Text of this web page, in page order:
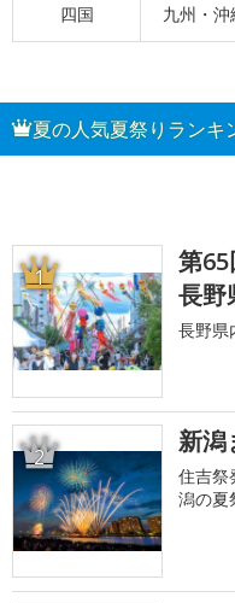
四国 九州・沖
夏の人気夏祭りランキ
1
第
長野
長野県
2 新潟
住吉祭
潟の夏